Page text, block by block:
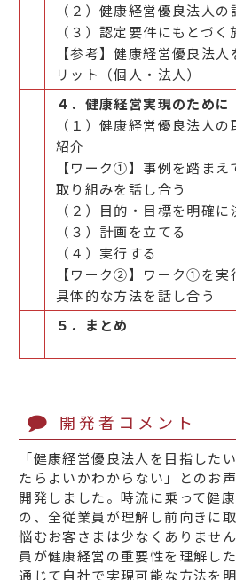
（２）健康経営優良法人
（３）認定要件にもとづ
【参考】健康経営優良法
リット（個人・法人）
４．健康経営実現のために
（１）健康経営優良法人
紹介
【ワーク①】事例を踏まえ
取り組みを話し合う
（２）目的・目標を明確に
（３）計画を立てる
（４）実行する
【ワーク②】ワーク①を実
具体的な方法を話し合う
５．まとめ
開発者コメント
「健康経営優良法人を目指した
たらよいかわからない」とのお
開発しました。時流に乗って健
の、全従業員が理解し前向きに
悩むお客さまは少なくありませ
員が健康経営の重要性を理解し
通じて自社で実現可能な方法を